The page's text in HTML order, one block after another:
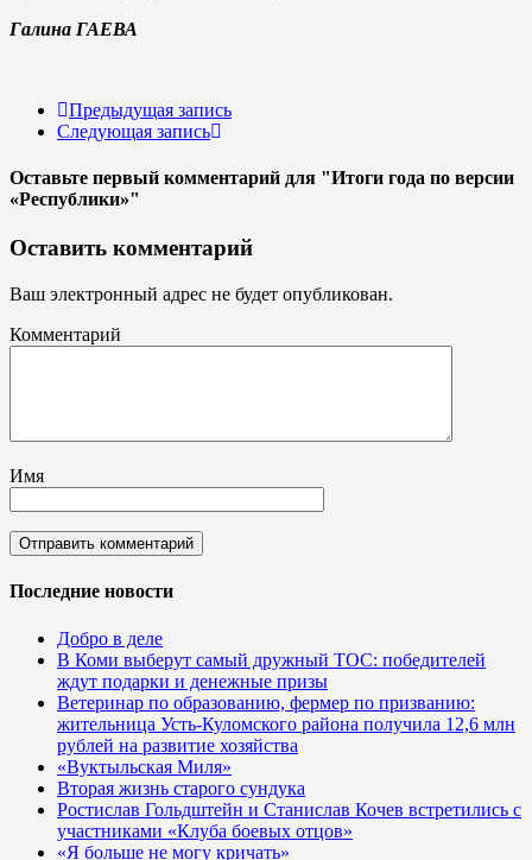
Галина ГАЕВА
Предыдущая запись
Следующая запись
Оставьте первый комментарий для "Итоги года по версии
«Республики»"
Оставить комментарий
Ваш электронный адрес не будет опубликован.
Комментарий
Имя
Последние новости
Добро в деле
В Коми выберут самый дружный ТОС: победителей
ждут подарки и денежные призы
Ветеринар по образованию, фермер по призванию:
жительница Усть-Куломского района получила 12,6 млн
рублей на развитие хозяйства
«Вуктыльская Миля»
Вторая жизнь старого сундука
Ростислав Гольдштейн и Станислав Кочев встретились с
участниками «Клуба боевых отцов»
«Я больше не могу кричать»